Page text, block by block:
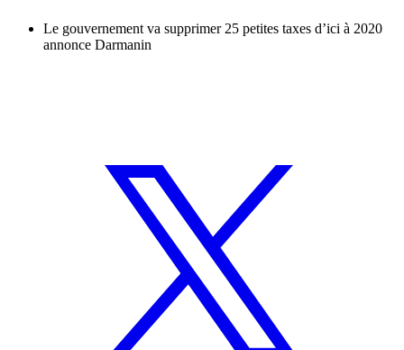
Le gouvernement va supprimer 25 petites taxes d’ici à 2020
annonce Darmanin